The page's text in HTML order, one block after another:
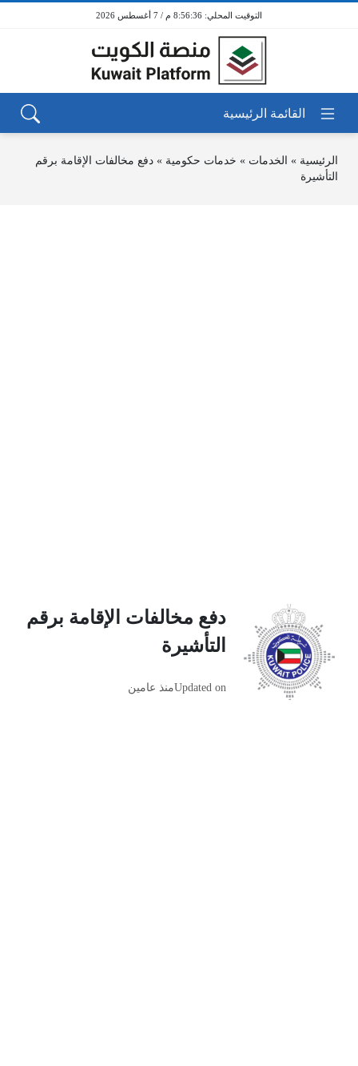
8:56:36 م / 7 أغسطس 2026
الرئيسية » الخدمات » خدمات حكومية » دفع مخالفات الإقامة برقم
التأشيرة
دفع مخالفات الإقامة برقم
التأشيرة
Updated onمنذ عامين